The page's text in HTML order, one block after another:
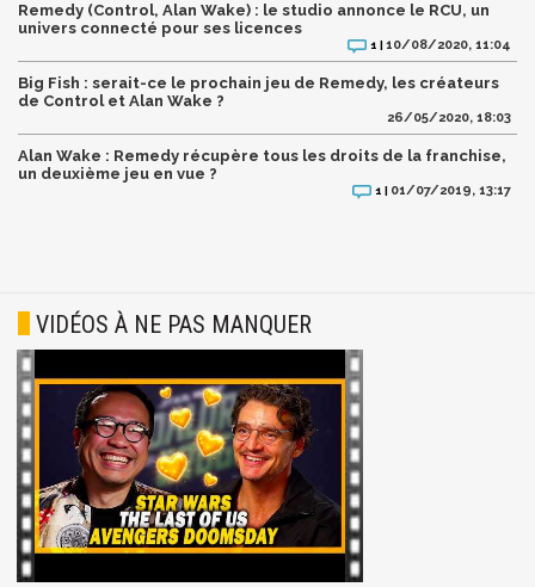
Remedy (Control, Alan Wake) : le studio annonce le RCU, un
univers connecté pour ses licences
1 | 10/08/2020, 11:04
Big Fish : serait-ce le prochain jeu de Remedy, les créateurs
de Control et Alan Wake ?
26/05/2020, 18:03
Alan Wake : Remedy récupère tous les droits de la franchise,
un deuxième jeu en vue ?
1 | 01/07/2019, 13:17
VIDÉOS À NE PAS MANQUER